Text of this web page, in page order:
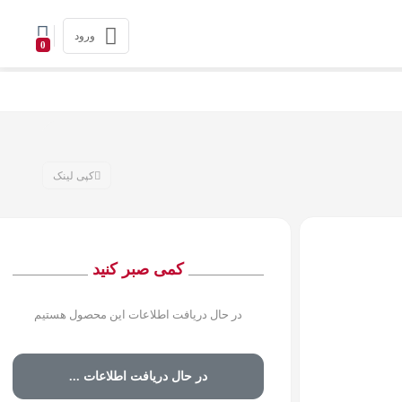
0
ورود
کپی لینک
کمی صبر کنید
در حال دریافت اطلاعات این محصول هستیم
در حال دریافت اطلاعات ...